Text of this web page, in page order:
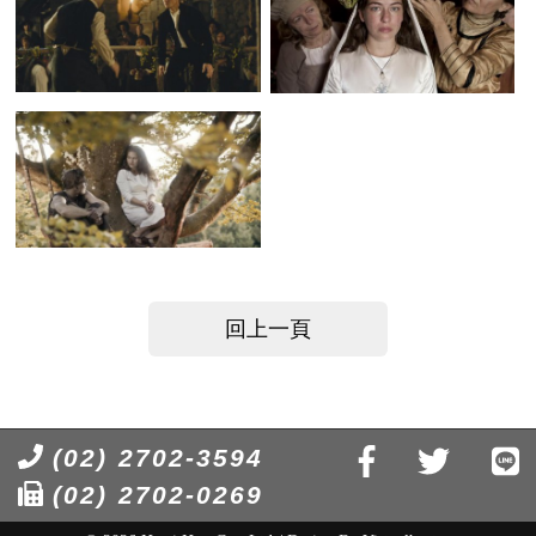
回上一頁
(02) 2702-3594
(02) 2702-0269